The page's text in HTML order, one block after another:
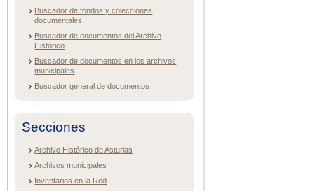
Buscador de fondos y colecciones
documentales
Buscador de documentos del Archivo
Histórico
Buscador de documentos en los archivos
municipales
Buscador general de documentos
Secciones
Archivo Histórico de Asturias
Archivos municipales
Inventarios en la Red